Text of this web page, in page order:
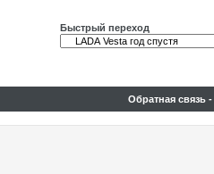
Быстрый переход
Обратная связь -